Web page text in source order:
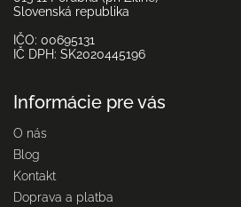
Slovenská republika
IČO: 00695131
IČ DPH: SK2020445196
Informácie pre vás
O nás
Blog
Kontakt
Doprava a platba